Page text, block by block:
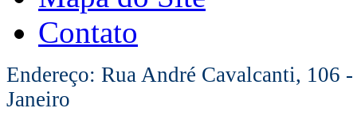
Contato
Endereço: Rua André Cavalcanti, 106
Janeiro